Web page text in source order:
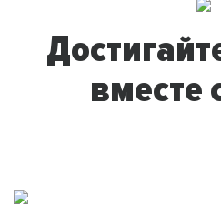
вместе